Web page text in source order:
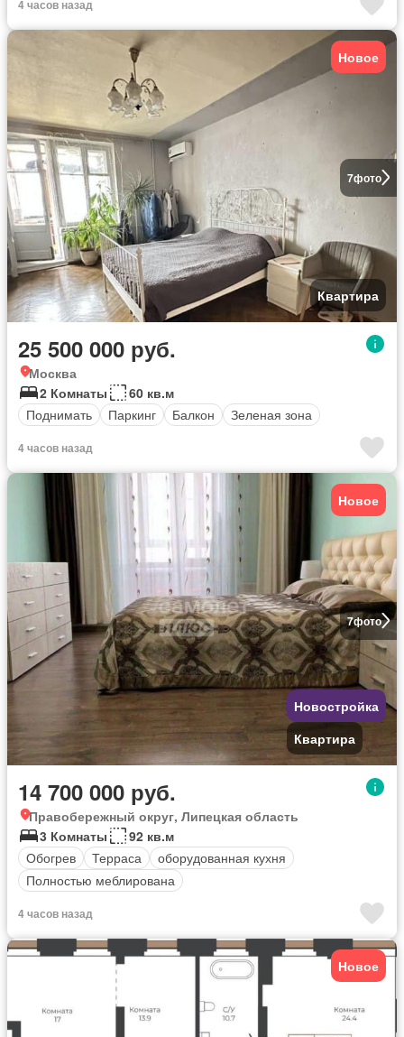
4 часов назад
7фото
Новое
Квартира
25 500 000 руб.
Москва
2 Комнаты
60 кв.м
Поднимать
Паркинг Балкон Зеленая зона
4 часов назад
7фото
Новое
Новостройка
Квартира
14 700 000 руб.
Правобережный округ, Липецкая область
3 Комнаты
92 кв.м
Обогрев
Терраса
оборудованная кухня
Полностью меблирована
4 часов назад
Новое